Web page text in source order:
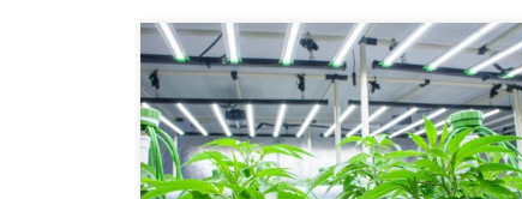
Kwas humusowy i kwas fulwowy – kompletny
przewodnik dla upraw Wydajność upraw zależy od
jakości gleby i dostępności składników
Kwasy humusowe i kwasy fulwowe są naturalnymi
biostymulatorami, które zwiększają żyzność,
poprawiają strukturę gleby i wzmacniają rośliny. W